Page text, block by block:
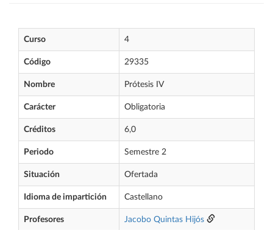
Curso 4
Código 29335
Nombre Prótesis IV
Carácter Obligatoria
Créditos 6,0
Periodo Semestre 2
Situación Ofertada
Idioma de impartición Castellano
Profesores Jacobo Quintas Hijós